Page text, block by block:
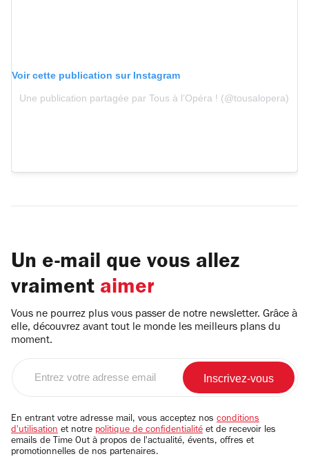
Voir cette publication sur Instagram
Une publication partagée par Tous à l’Opéra ! (@tousalopera)
Un e-mail que vous allez
vraiment aimer
Vous ne pourrez plus vous passer de notre newsletter. Grâce à
elle, découvrez avant tout le monde les meilleurs plans du
moment.
email
En entrant votre adresse mail, vous acceptez nos conditions
d'utilisation et notre politique de confidentialité et de recevoir les
emails de Time Out à propos de l'actualité, évents, offres et
promotionnelles de nos partenaires.